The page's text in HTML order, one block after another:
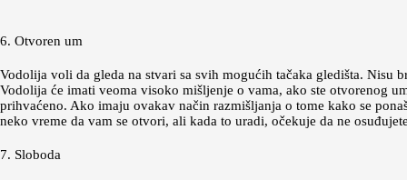
6. Otvoren um
Vodolija voli da gleda na stvari sa svih mogućih tačaka gledišta.
Vodolija će imati veoma visoko mišljenje o vama, ako ste otvorenog
prihvaćeno. Ako imaju ovakav način razmišljanja o tome kako se
neko vreme da vam se otvori, ali kada to uradi, očekuje da ne
7. Sloboda